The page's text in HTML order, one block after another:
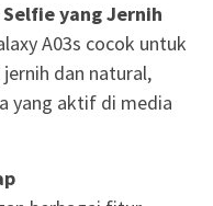
yang Jernih
A03s cocok untuk
dan natural,
yang aktif di media